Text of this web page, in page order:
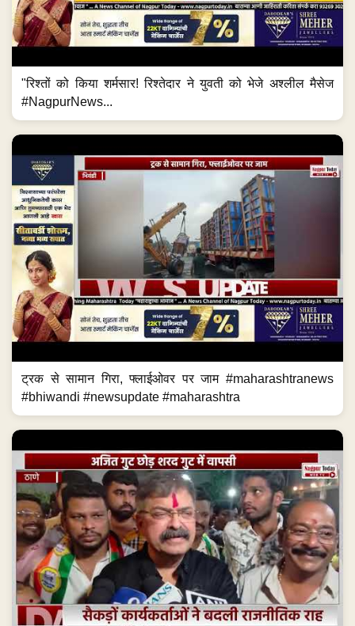
"रिश्तों को किया शर्मसार! रिश्तेदार ने युवती को भेजे अश्लील मैसेज
#NagpurNews...
ट्रक से सामान गिरा, फ्लाईओवर पर जाम #maharashtranews
#bhiwandi #newsupdate #maharashtra